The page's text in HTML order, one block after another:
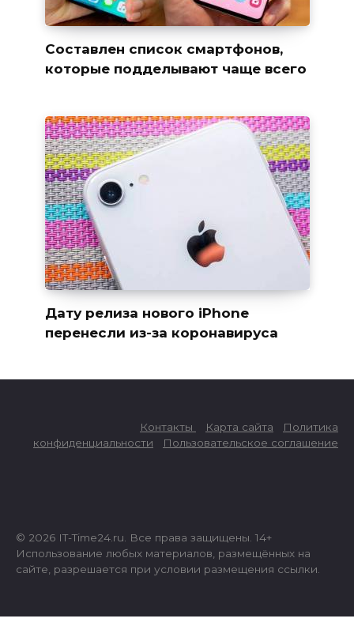
Составлен список смартфонов,
которые подделывают чаще всего
Дату релиза нового iPhone
перенесли из-за коронавируса
Контакты Карта сайта
Политика
конфиденциальности
Пользовательское соглашение
© 2026 IT-Time24.ru. Все права защищены. 14+
Использование любых материалов, размещённых на
сайте, разрешается при условии размещения ссылки.